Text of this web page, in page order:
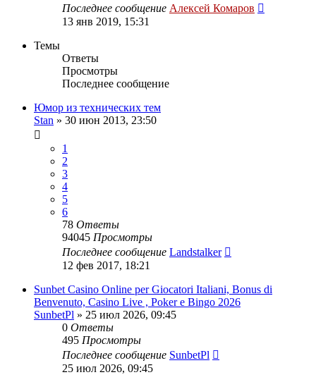
Последнее сообщение Алексей Комаров
13 янв 2019, 15:31
Темы
Ответы
Просмотры
Последнее сообщение
Юмор из технических тем
Stan » 30 июн 2013, 23:50
1
2
3
4
5
6
78 Ответы
94045 Просмотры
Последнее сообщение Landstalker
12 фев 2017, 18:21
Sunbet Casino Online per Giocatori Italiani, Bonus di
Benvenuto, Casino Live , Poker e Bingo 2026
SunbetPl » 25 июл 2026, 09:45
0 Ответы
495 Просмотры
Последнее сообщение SunbetPl
25 июл 2026, 09:45